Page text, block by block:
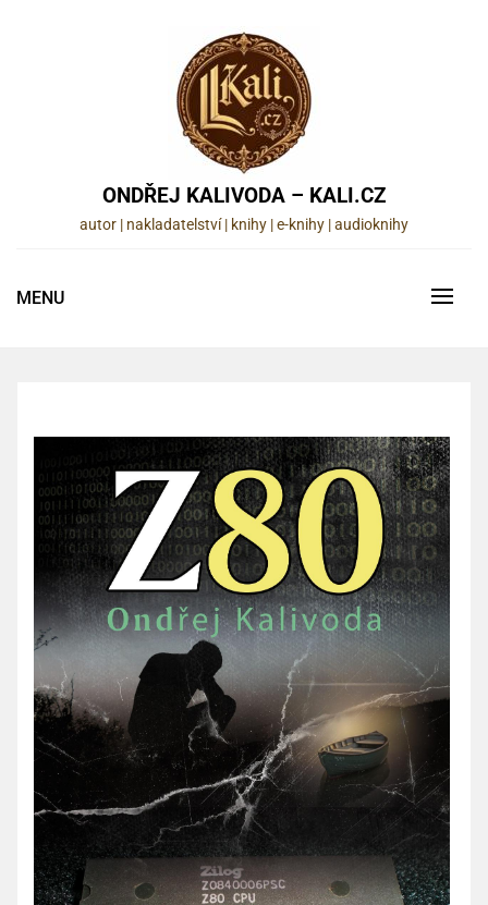
ONDŘEJ KALIVODA – KALI.CZ
autor | nakladatelství | knihy | e-knihy | audioknihy
MENU